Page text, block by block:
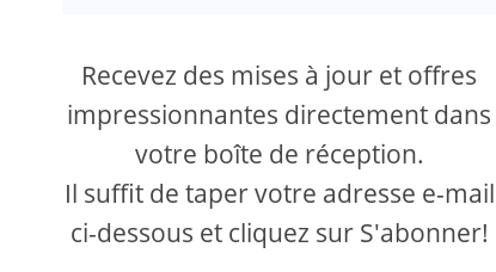
Recevez des mises à jour et offres
impressionnantes directement dans
votre boîte de réception.
Il suffit de taper votre adresse e-mail
ci-dessous et cliquez sur S'abonner!